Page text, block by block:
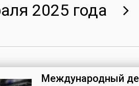
2025 года
Международный